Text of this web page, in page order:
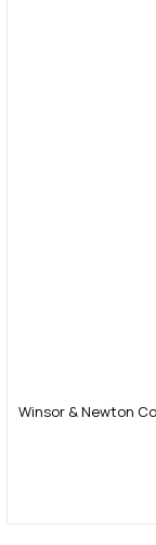
Winsor & Newton